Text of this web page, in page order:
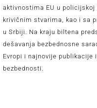
aktivnostima EU u
krivičnim stvarima, kao i sa
u Srbiji. Na kraju biltena
dešavanja bezbednosne
Evropi i najnovije publikacije
bezbednosti.